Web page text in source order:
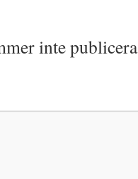
inte